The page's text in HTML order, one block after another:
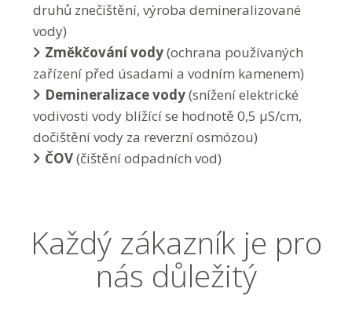
druhů znečištění, výroba demineralizované
vody)
Změkčování vody(ochrana používaných
zařízení před úsadami a vodním kamenem)
Demineralizace vody(snížení elektrické
vodivosti vody blížící se hodnotě 0,5 µS/cm,
dočištění vody za reverzní osmózou)
ČOV(čištění odpadních vod)
Každý zákazník je pro
nás důležitý